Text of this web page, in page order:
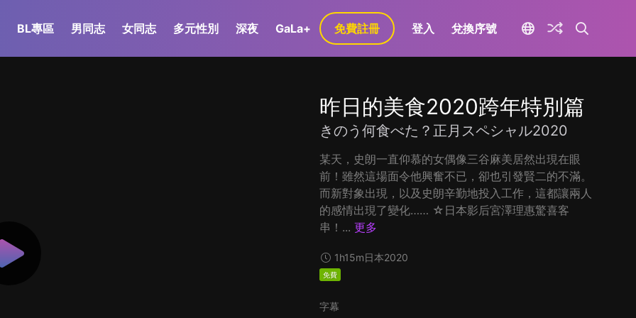
BL專區 男同志 女同志 多元性別 深夜 GaLa+ 免費註冊 登入 兌換序號
昨日的美食2020跨年特別篇
きのう何食べた？正月スペシャル2020
某天，史朗一直仰慕的女偶像三谷麻美居然出現在眼
前！雖然這場面令他興奮不已，卻也引發賢二的不滿。
而新對象出現，以及史朗辛勤地投入工作，這都讓兩人
的感情出現了變化…… ☆日本影后宮澤理惠驚喜客
串！... 更多
1h15m日本2020
免費
字幕